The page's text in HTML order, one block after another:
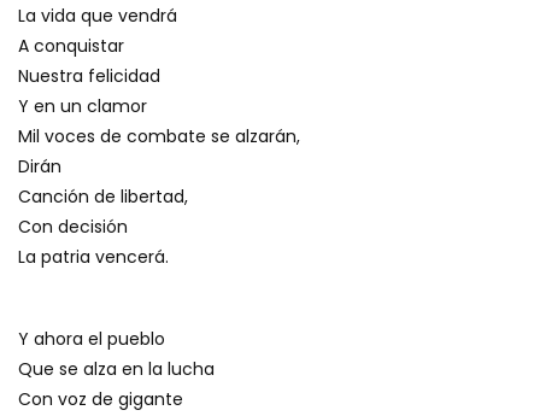
La vida que vendrá
A conquistar
Nuestra felicidad
Y en un clamor
Mil voces de combate se alzarán,
Dirán
Canción de libertad,
Con decisión
La patria vencerá.
Y ahora el pueblo
Que se alza en la lucha
Con voz de gigante